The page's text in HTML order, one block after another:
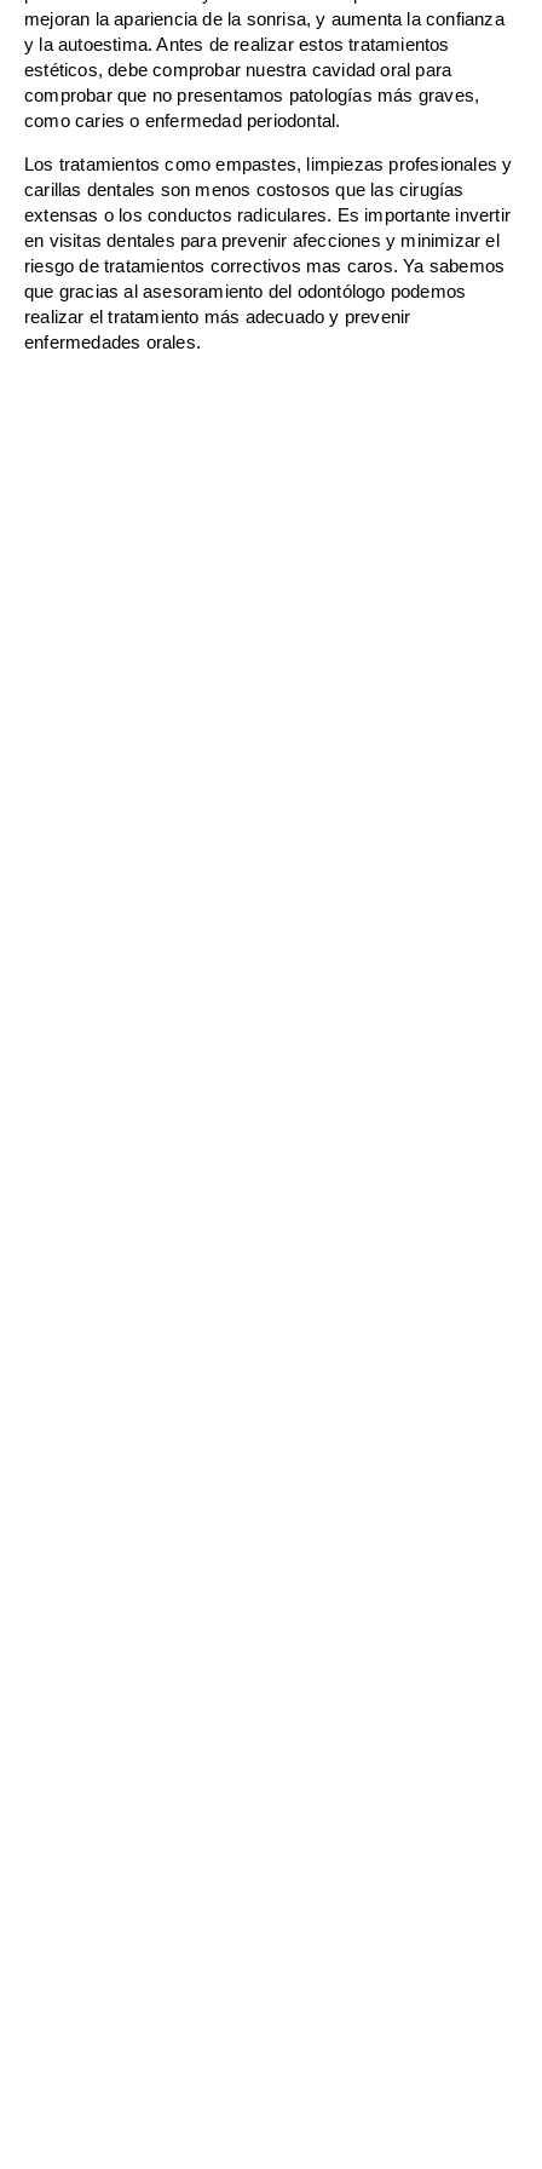
mejoran la apariencia de la sonrisa, y aumenta la confianza
y la autoestima. Antes de realizar estos tratamientos
estéticos, debe comprobar nuestra cavidad oral para
comprobar que no presentamos patologías más graves,
como caries o enfermedad periodontal.
Los tratamientos como empastes, limpiezas profesionales y
carillas dentales son menos costosos que las cirugías
extensas o los conductos radiculares. Es importante invertir
en visitas dentales para prevenir afecciones y minimizar el
riesgo de tratamientos correctivos mas caros. Ya sabemos
que gracias al asesoramiento del odontólogo podemos
realizar el tratamiento más adecuado y prevenir
enfermedades orales.